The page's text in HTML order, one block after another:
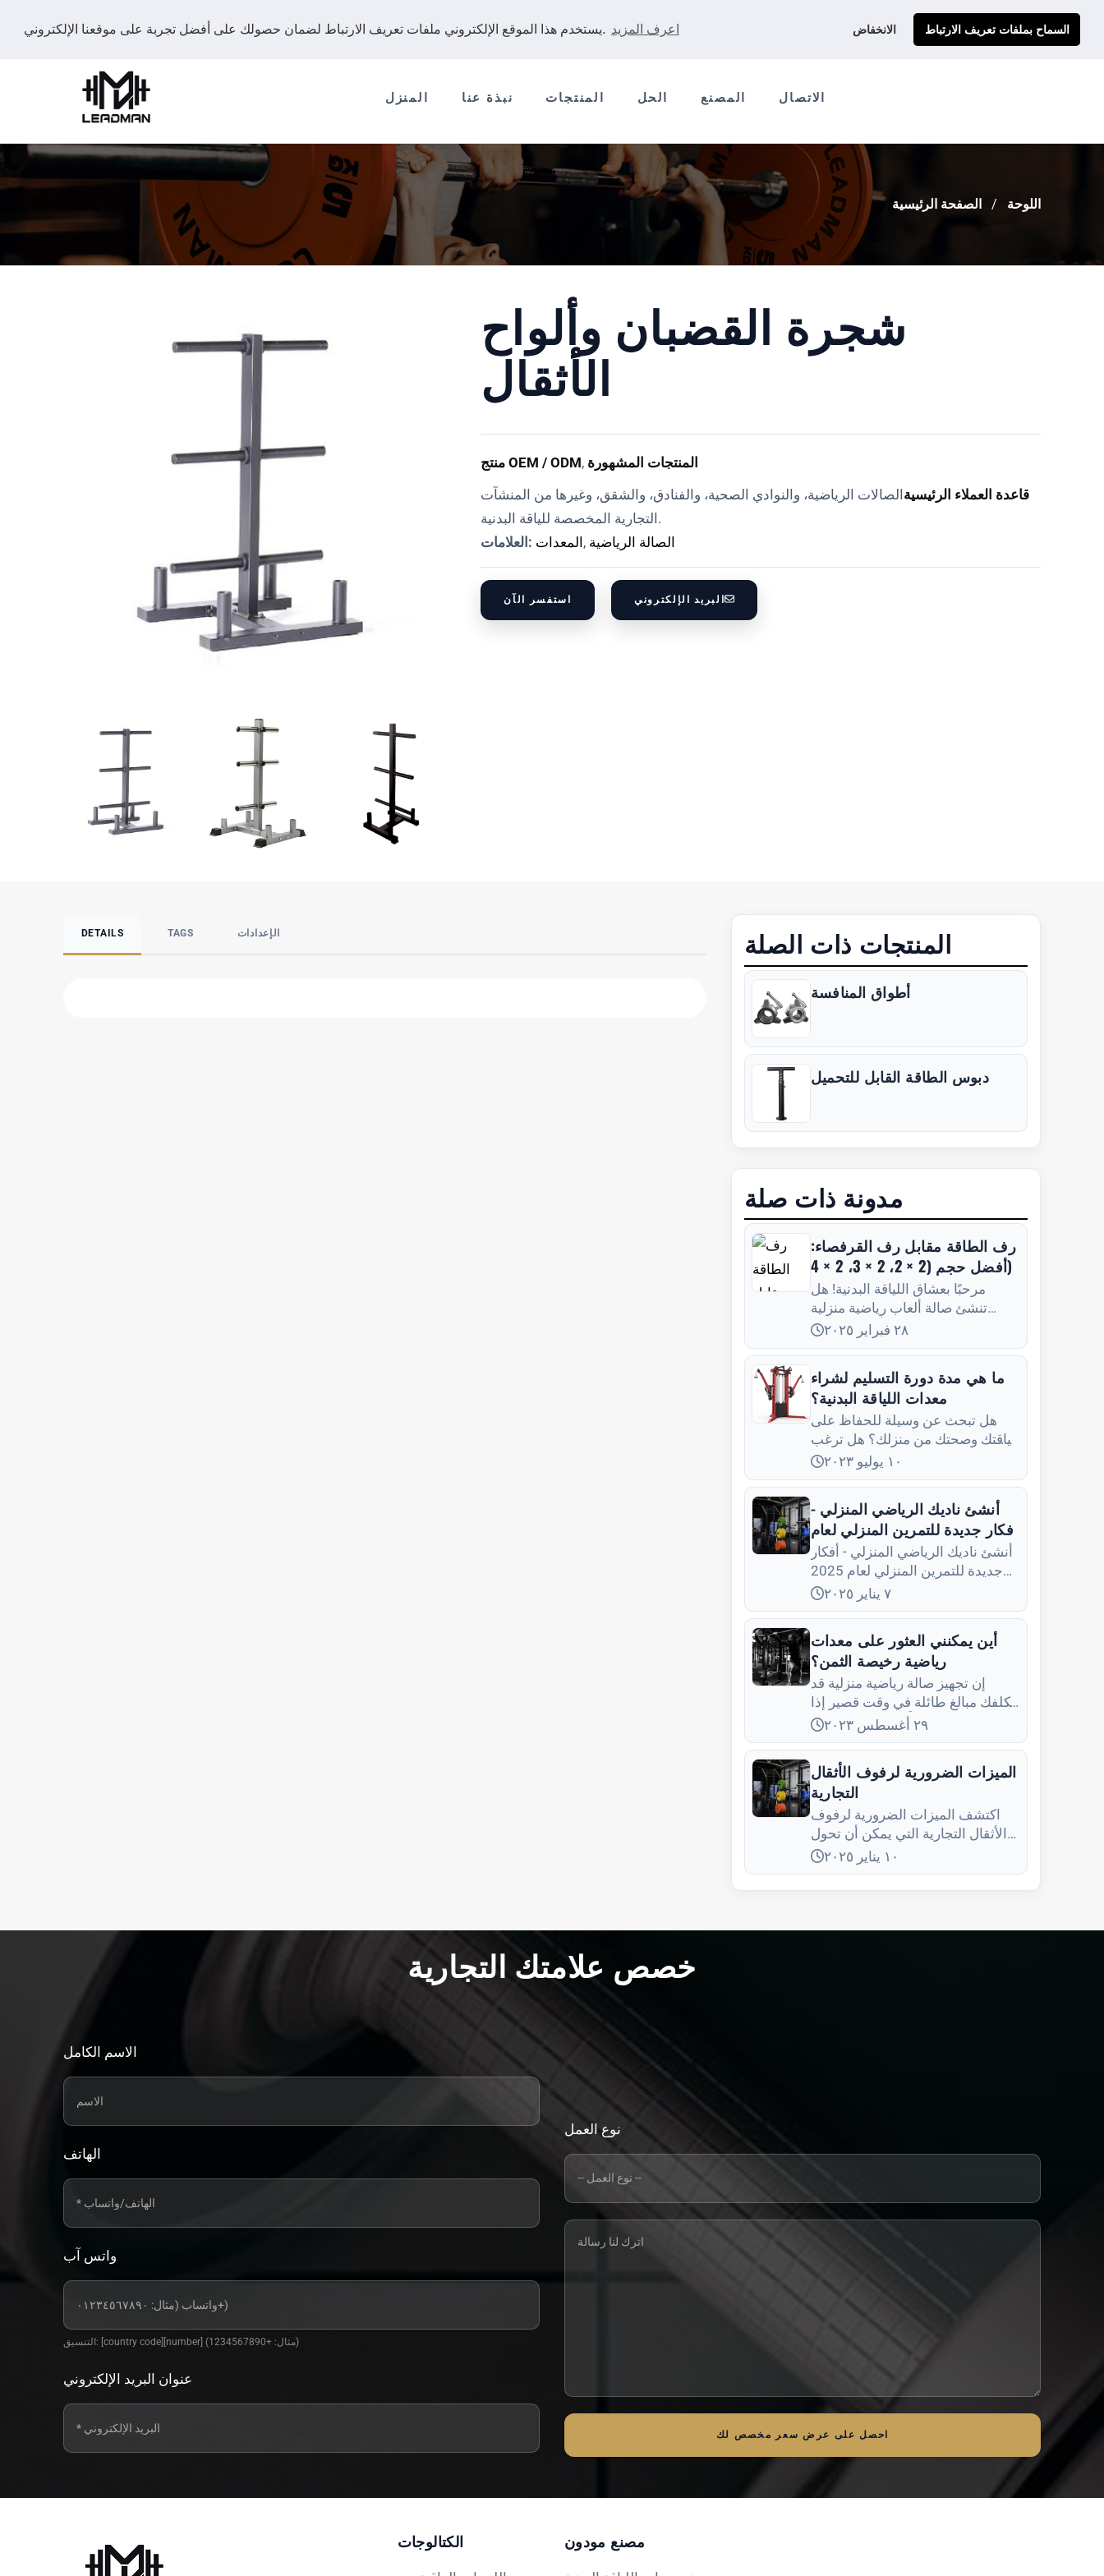
يستخدم هذا الموقع الإلكتروني ملفات تعريف الارتباط لضمان حصولك على أفضل تجربة على موقعنا الإلكتروني. اعرف المزيد الانخفاض السماح بملفات تعريف الارتباط Ads@qdmodun.com احصل على عرض سعر مخصص لك
المنزل نبذة عنا المنتجات الحل المصنع الاتصال
الصفحة الرئيسية اللوحة
شجرة القضبان وألواح
الأثقال
منتج OEM / ODM, المنتجات المشهورة
قاعدة العملاء الرئيسية الصالات الرياضية، والنوادي الصحية، والفنادق، والشقق، وغيرها من المنشآت
التجارية المخصصة للياقة البدنية.
العلامات: المعدات , الصالة الرياضية
استفسر الآن البريد الإلكتروني
DETAILS TAGS الإعدادات المنتجات ذات الصلة
أطواق المنافسة
دبوس الطاقة القابل للتحميل
مدونة ذات صلة
رف الطاقة مقابل رف القرفصاء:
أفضل حجم (2 × 2، 2 × 3، 2 × 4)
مرحبًا بعشاق اللياقة البدنية! هل
تنشئ صالة ألعاب رياضية منزلية
وتشعر بأنك غارق في
٢٨ فبراير ٢٠٢٥
ما هي مدة دورة التسليم لشراء
معدات اللياقة البدنية؟
هل تبحث عن وسيلة للحفاظ على
لياقتك وصحتك من منزلك؟ هل ترغب
في اقتناء بعض المعدات الرياضية
التي ستساعدك في تحقيق أهدافك؟
١٠ يوليو ٢٠٢٣
أنشئ ناديك الرياضي المنزلي -
أفكار جديدة للتمرين المنزلي لعام
2025
أنشئ ناديك الرياضي المنزلي - أفكار
جديدة للتمرين المنزلي لعام 2025
واكتشف كيفية تحقيق أهداف لياقتك
البدنية دون مغادرة المنزل.
٧ يناير ٢٠٢٥
أين يمكنني العثور على معدات
رياضية رخيصة الثمن؟
إن تجهيز صالة رياضية منزلية قد
يكلفك مبالغ طائلة في وقت قصير إذا
لم تكن حذراً في اختيار مصادر
معداتك. وبحكم تجربتي في تحويل
مرآب كامل إلى صالة رياضية متكاملة
عبر تجميع قطع ومعدات متنوعة،
٢٩ أغسطس ٢٠٢٣
الميزات الضرورية لرفوف الأثقال
التجارية
اكتشف الميزات الضرورية لرفوف
الأثقال التجارية التي يمكن أن تحول
أي صالة رياضية إلى ملاذ آمن وفعال
للتدريب.
١٠ يناير ٢٠٢٥
خصص علامتك التجارية
الاسم الكامل
الهاتف
واتس آب
التنسيق: [country code][number] (مثال: +1234567890)
عنوان البريد الإلكتروني
نوع العمل
احصل على عرض سعر مخصص لك
الكتالوجات مصنع مودون